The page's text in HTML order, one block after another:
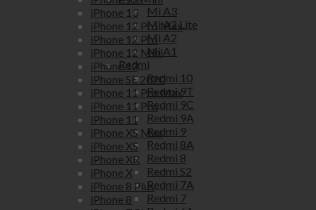
Mi A3
Mi A2 Lite
Mi A2
Mi A1
Redmi
Redmi 10
Redmi 9T
Redmi 9C
Redmi 9A
Redmi 9
Redmi 8A
Redmi 8
Redmi S2
Redmi 7A
Redmi 7
iPhone 13
iPhone 12 Pro Max
iPhone 12 Pro
iPhone 12 Mini
iPhone 12
iPhone SE 2020
iPhone 11 Pro Max
iPhone 11 Pro
iPhone 11
iPhone XS Max
iPhone XS
iPhone XR
iPhone X
iPhone 8 Plus
iPhone 8